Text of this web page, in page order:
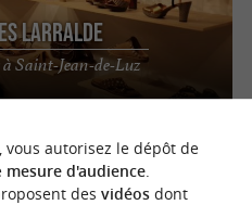
Larralde
Saint-Jean-de-Luz
km
autorisez le dépôt de
mesure d'audience.
des vidéosdont